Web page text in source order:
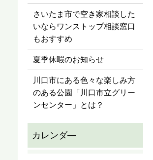
さいたま市で空き家相談した
いならワンストップ相談窓口
もおすすめ
夏季休暇のお知らせ
川口市にある色々な楽しみ方
のある公園「川口市立グリー
ンセンター」とは？